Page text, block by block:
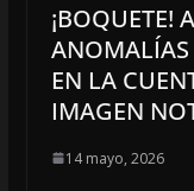
¡BOQUETE!
EN LA
IMAGEN
14 mayo, 2026